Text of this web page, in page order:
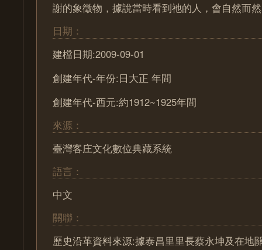
謝的象徵物，據說當時看到祂的人，會自然而
日期：
建檔日期:2009-09-01
創建年代-年份:日大正 年間
創建年代-西元:約1912~1925年間
來源：
臺灣客庄文化數位典藏系統
語言：
中文
關聯：
歷史沿革資料來源:據泰昌里里長蔡永坤及在地